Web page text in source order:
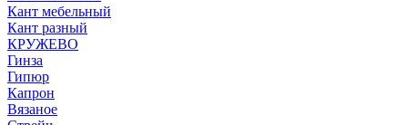
Кант мебельный
Кант разный
КРУЖЕВО
Гинза
Гипюр
Капрон
Вязаное